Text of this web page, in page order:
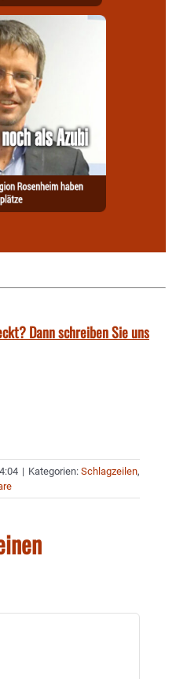
Dann schreiben Sie uns
| Kategorien: Schlagzeilen,